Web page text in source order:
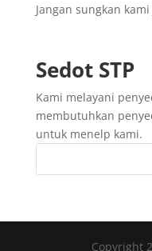
Jangan sungkan
Sedot STP
Kami melayani
membutuhkan
untuk menelp kami.
Copyright